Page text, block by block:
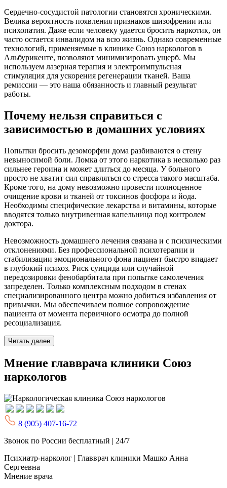
Сердечно-сосудистой патологии становятся хроническими.
Велика вероятность появления признаков шизофрении или
психопатия. Даже если человеку удается бросить наркотик, он
часто остается инвалидом на всю жизнь. Однако современные
технологий, применяемые в клинике Союз наркологов в
Альбурикенте, позволяют минимизировать ущерб. Мы
используем лазерная терапия и электроимпульсная
стимуляция для ускорения регенерации тканей. Ваша
ремиссии — это наша обязанность и главный результат
работы.
Почему нельзя справиться с
зависимостью в домашних условиях
Попытки бросить дезоморфин дома разбиваются о стену
невыносимой боли. Ломка от этого наркотика в несколько раз
сильнее героина и может длиться до месяца. У больного
просто не хватит сил справляться со стресса такого масштаба.
Кроме того, на дому невозможно провести полноценное
очищение крови и тканей от токсинов фосфора и йода.
Необходимы специфические лекарства и витамины, которые
вводятся только внутривенная капельница под контролем
доктора.
Невозможность домашнего лечения связана и с психическими
отклонениями. Без профессиональной психотерапии и
стабилизации эмоционального фона пациент быстро впадает
в глубокий психоз. Риск суицида или случайной
передозировки фенобарбитала при попытке самолечения
запределен. Только комплексным подходом в стенах
специализированного центра можно добиться избавления от
привычки. Мы обеспечиваем полное сопровождение
пациента от момента первичного осмотра до полной
ресоциализация.
Читать далее
Мнение главврача клиники Союз
наркологов
8 (905) 407-16-72
Звонок по России бесплатный | 24/7
Психиатр-нарколог | Главврач клиники Машко Анна
Сергеевна
Мнение врача